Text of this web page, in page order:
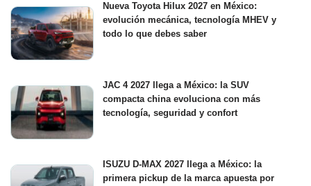
Nueva Toyota Hilux 2027 en México:
evolución mecánica, tecnología MHEV y
todo lo que debes saber
JAC 4 2027 llega a México: la SUV
compacta china evoluciona con más
tecnología, seguridad y confort
ISUZU D-MAX 2027 llega a México: la
primera pickup de la marca apuesta por